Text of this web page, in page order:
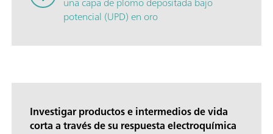
potencial (UPD) en oro
Investigar productos e intermedios de vida
corta a través de su respuesta electroquímica